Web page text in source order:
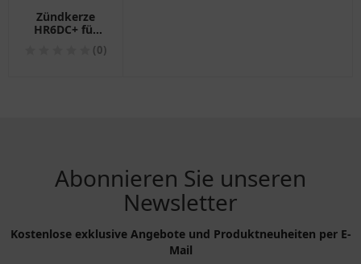
Zündkerze
HR6DC+ für
Motorräder
Bosch 4 Stück
(0)
Abonnieren Sie unseren
Newsletter
Kostenlose exklusive Angebote und Produktneuheiten per E-
Mail